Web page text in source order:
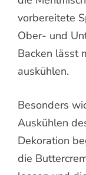
vorbereitete
Ober- und
Backen lässt
auskühlen.
Besonders
Auskühlen
Dekoration
die